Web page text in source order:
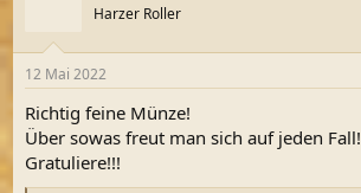
e
:
Harzer Roller
12 Mai 2022
Richtig feine Münze!
Über sowas freut man sich auf jeden Fall!
Gratuliere!!!